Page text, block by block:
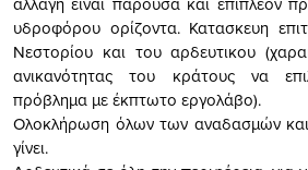
υδροφόρου ορίζοντα. Κατασκευη
Νεστορίου και του αρδευτικου
ανικανότητας του κράτους να
πρόβλημα με έκπτωτο εργολάβο).
Ολοκλήρωση όλων των αναδασμών
γίνει.